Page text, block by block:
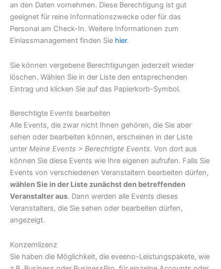
an den Daten vornehmen. Diese Berechtigung ist gut
geeignet für reine Informationszwecke oder für das
Personal am Check-In. Weitere Informationen zum
Einlassmanagement finden Sie hier.
Sie können vergebene Berechtigungen jederzeit wieder
löschen. Wählen Sie in der Liste den entsprechenden
Eintrag und klicken Sie auf das Papierkorb-Symbol.
Berechtigte Events bearbeiten
Alle Events, die zwar nicht Ihnen gehören, die Sie aber
sehen oder bearbeiten können, erscheinen in der Liste
unter Meine Events > Berechtigte Events. Von dort aus
können Sie diese Events wie Ihre eigenen aufrufen. Falls Sie
Events von verschiedenen Veranstaltern bearbeiten dürfen,
wählen Sie in der Liste zunächst den betreffenden
Veranstalter aus. Dann werden alle Events dieses
Veranstalters, die Sie sehen oder bearbeiten dürfen,
angezeigt.
Konzernlizenz
Sie haben die Möglichkeit, die eveeno-Leistungspakete, wie